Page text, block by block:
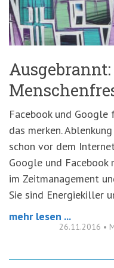
Facebook und Google
das merken.
schon vor dem
Google und Facebook
im Zeitmanagement
Sie sind Energiekiller
mehr lesen ...
26.11.2016 •